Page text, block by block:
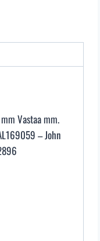
Vastaa mm.
– John